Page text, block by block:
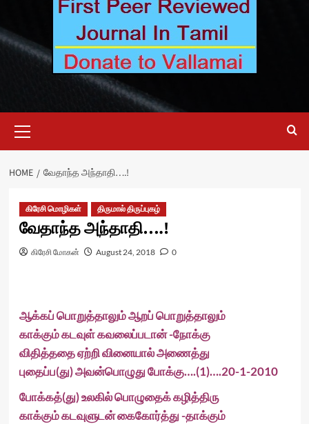
Menu
HOME வேதாந்த அந்தாதி….!
கிரேசி மொழிகள் திருமால் திருப்புகழ்
வேதாந்த அந்தாதி….!
கிரேசி மோகன் August 24, 2018 0
ஆக்கப் பொறுத்தாலும் ஆறப் பொறுத்தாலும்
காக்கும் கடவுள் கவலைப்படான் -நோக்கு
விதித்ததை ஏற்றி வினையால் அணைத்து
புதைப்ப(து) அவன்பொழுது போக்கு….(1)….20-1-2010
போக்கத்(து) உலகில் பொழுதைக் கழித்திரு
காக்கும் கடவுளுடன் கைகோர்த்து -தாக்கும்